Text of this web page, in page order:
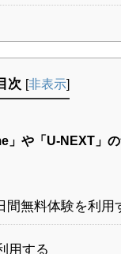
次 [非表示]
や「U-NEXT」
間無料体験を利用
用する